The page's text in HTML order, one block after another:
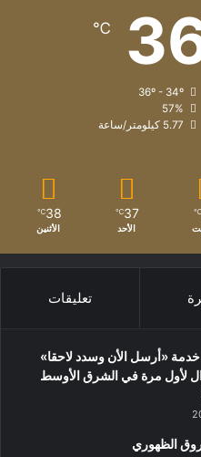
℃
36º - 34º
57%
5.77 كيلومتر/ساعة
℃
37
℃
الأحد
38
℃
الأثنين
تعليقات
«أرسل الأن وسدد لاحقا»
لأول مرة في الشرق الأوسط
الظهوري